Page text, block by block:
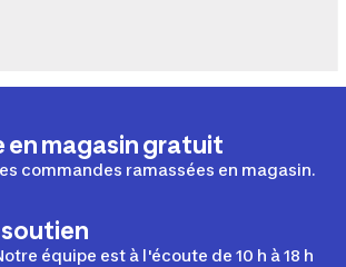
en magasin gratuit
commandes ramassées en magasin.
équipe est à l'écoute de 10 h à 18 h